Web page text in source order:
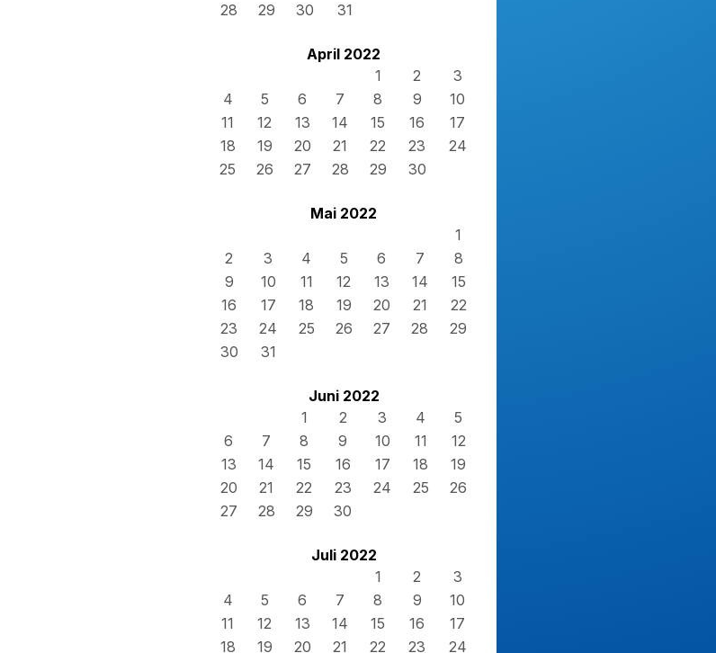
28
29 30 31
April 2022
1
2
3
4
5 6 7 8 9
10
11
12 13 14 15 16
17
18
19 20 21 22 23
24
25
26 27 28 29 30
Mai 2022
1
2
3 4 5 6 7
8
9
10 11 12 13 14
15
16
17 18 19 20 21
22
23
24 25 26 27 28
29
30
31
Juni 2022
1
2 3 4
5
6
7 8 9 10 11
12
13
14 15 16 17 18
19
20
21 22 23 24 25
26
27
28 29 30
Juli 2022
1
2
3
4
5 6 7 8 9
10
11
12 13 14 15 16
17
18
19 20 21 22 23
24